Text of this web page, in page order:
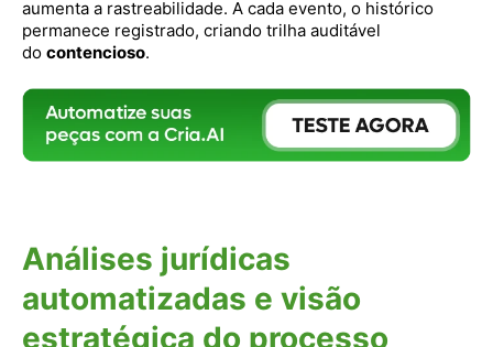
aumenta a rastreabilidade. A cada evento, o histórico
permanece registrado, criando trilha auditável
do contencioso.
Análises jurídicas
automatizadas e visão
estratégica do processo